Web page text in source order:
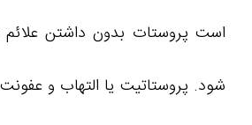
است پروستات بدون داشتن
شود. پروستاتیت یا التهاب و